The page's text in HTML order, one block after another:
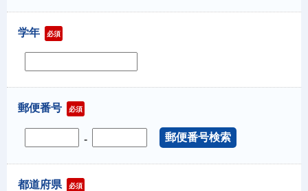
学年 必須
郵便番号 必須
-
都道府県 必須